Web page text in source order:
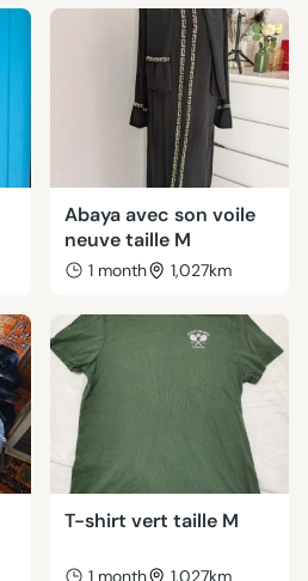
Abaya avec son voile
neuve taille M
1 month 1,027km
T-shirt vert taille M
1 month 1,027km